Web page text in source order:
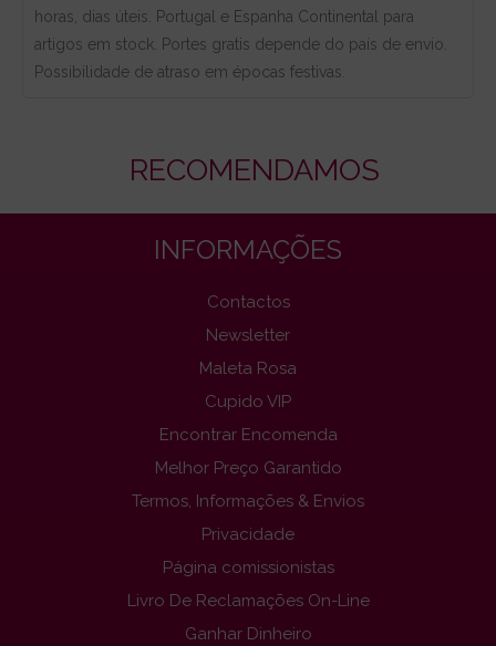
horas, dias úteis. Portugal e Espanha Continental para
artigos em stock. Portes gratis depende do país de envio.
Possibilidade de atraso em épocas festivas.
RECOMENDAMOS
INFORMAÇÕES
Contactos
Newsletter
Maleta Rosa
Cupido VIP
Encontrar Encomenda
Melhor Preço Garantido
Termos, Informações & Envios
Privacidade
Página comissionistas
Livro De Reclamações On-Line
Ganhar Dinheiro